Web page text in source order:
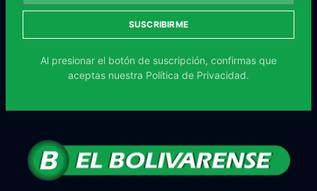
SUSCRIBIRME
Al presionar el botón de suscripción, confirmas que
aceptas nuestra Política de Privacidad.